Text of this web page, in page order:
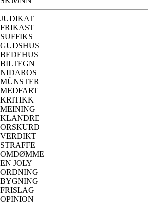
JUDIKAT
FRIKAST
SUFFIKS
GUDSHUS
BEDEHUS
BILTEGN
NIDAROS
MÜNSTER
MEDFART
KRITIKK
MEINING
KLANDRE
ORSKURD
VERDIKT
STRAFFE
OMDØMME
EN JOLY
ORDNING
BYGNING
FRISLAG
OPINION